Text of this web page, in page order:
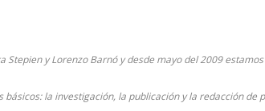
Stepien y Lorenzo Barnó y desde mayo del 2009
la investigación, la publicación y la redacción de